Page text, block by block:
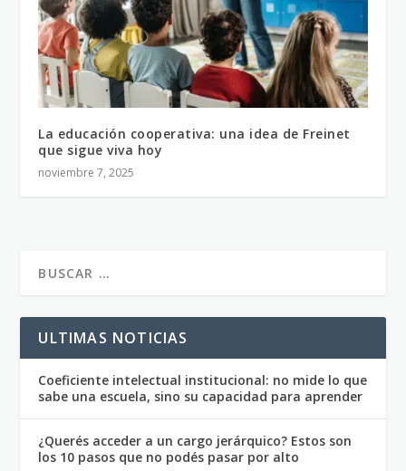
La educación cooperativa: una idea de Freinet
que sigue viva hoy
noviembre 7, 2025
ULTIMAS NOTICIAS
Coeficiente intelectual institucional: no mide lo que
sabe una escuela, sino su capacidad para aprender
¿Querés acceder a un cargo jerárquico? Estos son
los 10 pasos que no podés pasar por alto